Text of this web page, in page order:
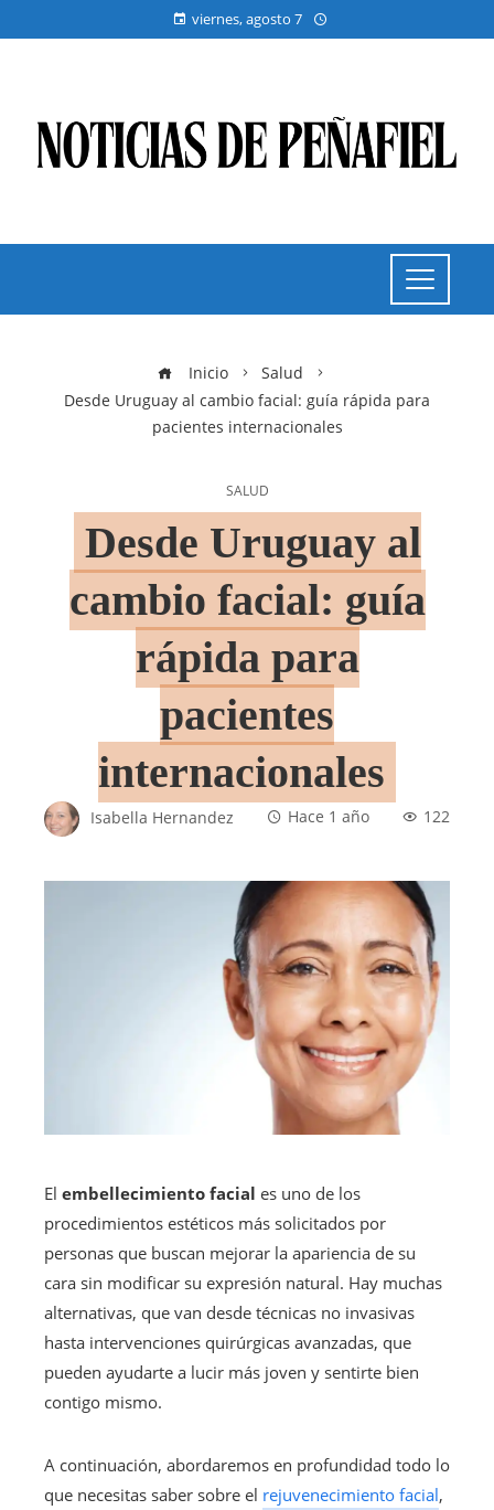
viernes, agosto 7
Inicio
Salud
Desde Uruguay al cambio facial: guía rápida para
pacientes internacionales
SALUD
Desde Uruguay al
cambio facial: guía
rápida para
pacientes
internacionales
Isabella Hernandez Hace 1 año 122
El embellecimiento facial es uno de los
procedimientos estéticos más solicitados por
personas que buscan mejorar la apariencia de su
cara sin modificar su expresión natural. Hay muchas
alternativas, que van desde técnicas no invasivas
hasta intervenciones quirúrgicas avanzadas, que
pueden ayudarte a lucir más joven y sentirte bien
contigo mismo.
A continuación, abordaremos en profundidad todo lo
que necesitas saber sobre el rejuvenecimiento facial,